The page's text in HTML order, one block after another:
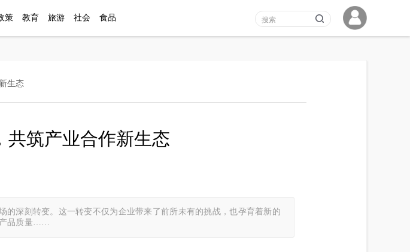
策 教育 旅游 社会 食品
生态
共筑产业合作新生态
深刻转变。这一转变不仅为企业带来了前所未有的挑战，也孕育着新的
产品质量……